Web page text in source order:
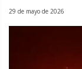
29 de mayo de 2026